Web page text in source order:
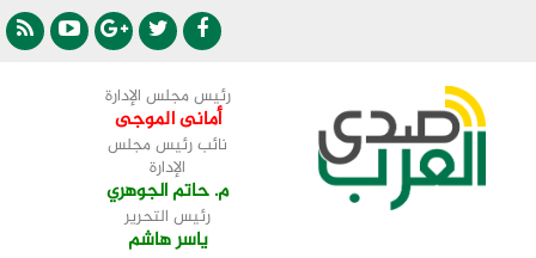
رئيس مجلس الإدارة
أمانى الموجى
نائب رئيس مجلس
الإدارة
م. حاتم الجوهري
رئيس التحرير
ياسر هاشم